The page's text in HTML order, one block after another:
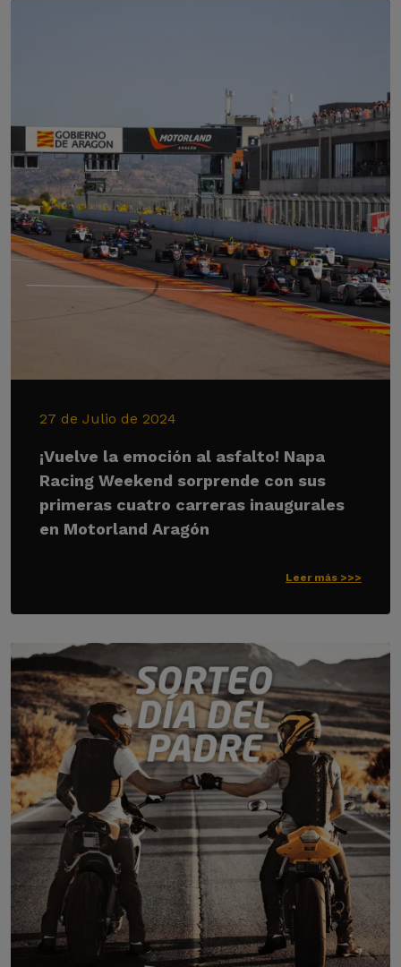
27 de Julio de 2024
¡Vuelve la emoción al asfalto! Napa
Racing Weekend sorprende con sus
primeras cuatro carreras inaugurales
en Motorland Aragón
Leer más >>>